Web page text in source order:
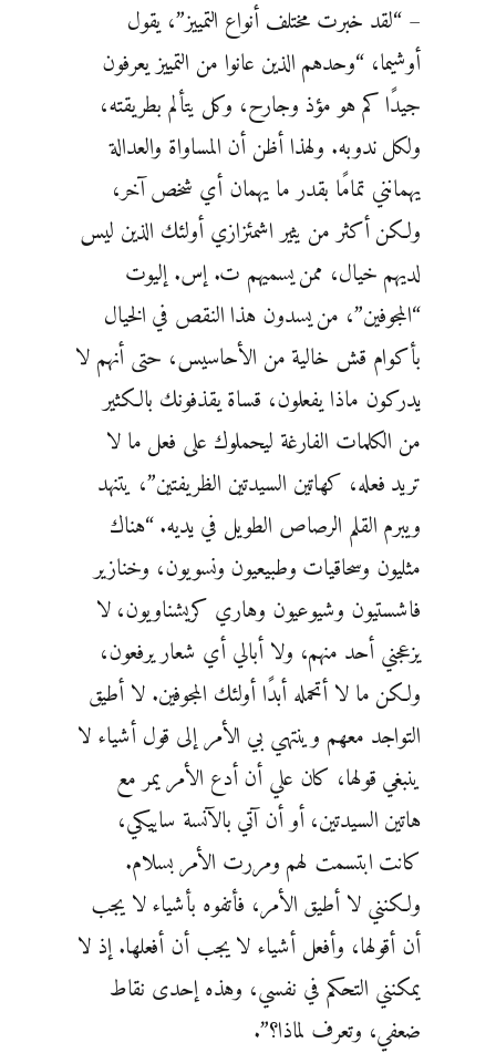
– “لقد خبرت مختلف أنواع التمييز”، يقول
أوشيما، “وحدهم الذين عانوا من التمييز يعرفون
جيدًا كم هو مؤذ وجارح، وكل يتألم بطريقته،
ولكل ندوبه. ولهذا أظن أن المساواة والعدالة
يهمانني تمامًا بقدر ما يهمان أي شخص آخر،
ولكن أكثر من يثير اشمئزازي أولئك الذين ليس
لديهم خيال، ممن يسميهم ت. إس. إليوت
“المجوفين”، من يسدون هذا النقص في الخيال
بأكوام قش خالية من الأحاسيس، حتى أنهم لا
يدركون ماذا يفعلون، قساة يقذفونك بالكثير
من الكلمات الفارغة ليحملوك على فعل ما لا
تريد فعله، كهاتين السيدتين الظريفتين”، يتنهد
ويبرم القلم الرصاص الطويل في يديه. “هناك
مثليون وسحاقيات وطبيعيون ونسويون، وخنازير
فاشستيون وشيوعيون وهاري كريشناويون، لا
يزعجني أحد منهم، ولا أبالي أي شعار يرفعون،
ولكن ما لا أتحمله أبدًا أولئك المجوفين. لا أطيق
التواجد معهم وينتهي بي الأمر إلى قول أشياء لا
ينبغي قولها، كان علي أن أدع الأمر يمر مع
هاتين السيدتين، أو أن آتي بالآنسة ساييكي،
كانت ابتسمت لهم ومررت الأمر بسلام.
ولكنني لا أطيق الأمر، فأتفوه بأشياء لا يجب
أن أقولها، وأفعل أشياء لا يجب أن أفعلها. إذ لا
يمكنني التحكم في نفسي، وهذه إحدى نقاط
ضعفي، وتعرف لماذا؟”.